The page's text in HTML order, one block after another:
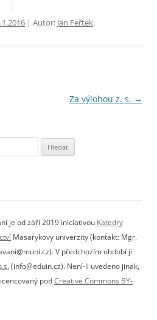
| Autor: Jan Feřtek.
Za výlohou z. s. →
je od září 2019 iniciativou Katedry
Masarykovy univerzity (kontakt: Mgr.
V předchozím období ji
(info@eduin.cz). Není-li uvedeno jinak,
podCreative Commons BY-